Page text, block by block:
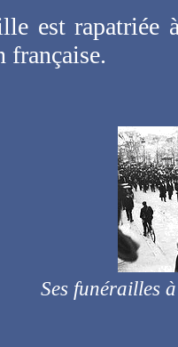
est rapatriée
française.
Ses funérailles